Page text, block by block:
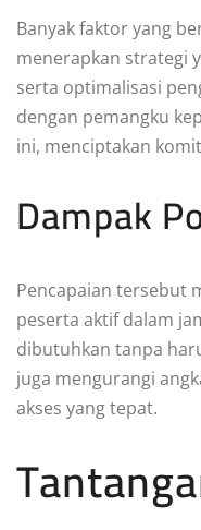
Banyak faktor yang
menerapkan strategi
serta optimalisasi
dengan pemangku
ini, menciptakan
Dampak
Pencapaian tersebut
peserta aktif dalam
dibutuhkan tanpa
juga mengurangi
akses yang tepat.